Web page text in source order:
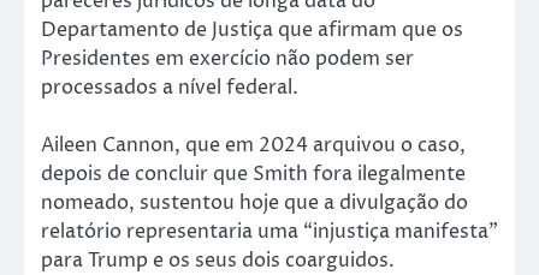
Departamento de Justiça que afirmam que os
Presidentes em exercício não podem ser
processados a nível federal.
Aileen Cannon, que em 2024 arquivou o caso,
depois de concluir que Smith fora ilegalmente
nomeado, sustentou hoje que a divulgação do
relatório representaria uma “injustiça manifesta”
para Trump e os seus dois coarguidos.